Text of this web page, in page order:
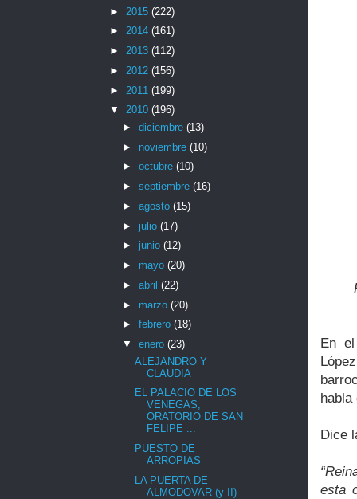
En
habla
Dice
esta
► 2015 (222)
► 2014 (161)
► 2013 (112)
► 2012 (156)
► 2011 (199)
▼ 2010 (196)
► diciembre (13)
► noviembre (10)
► octubre (10)
► septiembre (16)
► agosto (15)
► julio (17)
► junio (12)
► mayo (20)
► abril (22)
► marzo (20)
► febrero (18)
▼ enero (23)
ALEJANDRO Y
CLAUDIA
EL PALACIO DE LOS
VENEGAS,
ORATORIO DE SAN
FELIPE ...
PUESTO DE
ARROPIAS
LA PUERTA DE
ALMODOVAR (y II)